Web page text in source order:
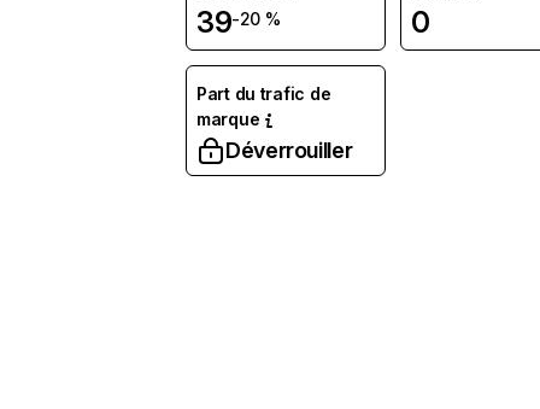
39-20 % 0
Part du trafic de
marque
Déverrouiller